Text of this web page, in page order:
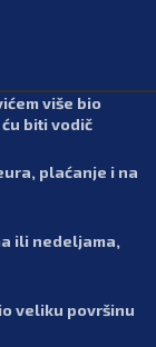
više bio
biti vodič
plaćanje i na
ili nedeljama,
veliku površinu